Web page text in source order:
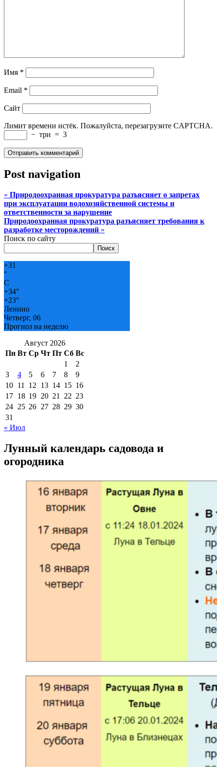
Имя *
Email *
Сайт
Лимит времени истёк. Пожалуйста, перезагрузите CAPTCHA.
− три = 3
Post navigation
« Природоохранная прокуратура разъясняет о запретах
при эксплуатации водохозяйственной системы и
ответственности за нарушение
Природоохранная прокуратура разъясняет требования к
разработке месторождений »
Поиск по сайту
Поиск
+31
°
C
+34°
+23°
Ленино
Четверг, 06
Прогноз на неделю
Август 2026
Пн Вт Ср Чт Пт Сб Вс
1
2
3
4 5 6 7 8
9
10 11 12 13 14 15 16
17 18 19 20 21 22 23
24 25 26 27 28 29 30
31
« Июл
Лунный календарь садовода и
огородника